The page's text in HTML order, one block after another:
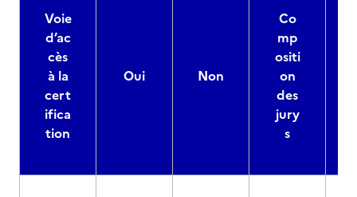
Voie
d’ac
cès
à la
cert
ifica
tion
Oui Non
Co
mp
ositi
on
des
jury
s